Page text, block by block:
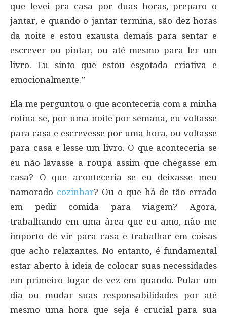
que levei pra casa por duas horas, preparo o
jantar, e quando o jantar termina, são dez horas
da noite e estou exausta demais para sentar e
escrever ou pintar, ou até mesmo para ler um
livro. Eu sinto que estou esgotada criativa e
emocionalmente.”
Ela me perguntou o que aconteceria com a minha
rotina se, por uma noite por semana, eu voltasse
para casa e escrevesse por uma hora, ou voltasse
para casa e lesse um livro. O que aconteceria se
eu não lavasse a roupa assim que chegasse em
casa? O que aconteceria se eu deixasse meu
namorado cozinhar? Ou o que há de tão errado
em pedir comida para viagem? Agora,
trabalhando em uma área que eu amo, não me
importo de vir para casa e trabalhar em coisas
que acho relaxantes. No entanto, é fundamental
estar aberto à ideia de colocar suas necessidades
em primeiro lugar de vez em quando. Pular um
dia ou mudar suas responsabilidades por até
mesmo uma hora que seja é crucial para sua